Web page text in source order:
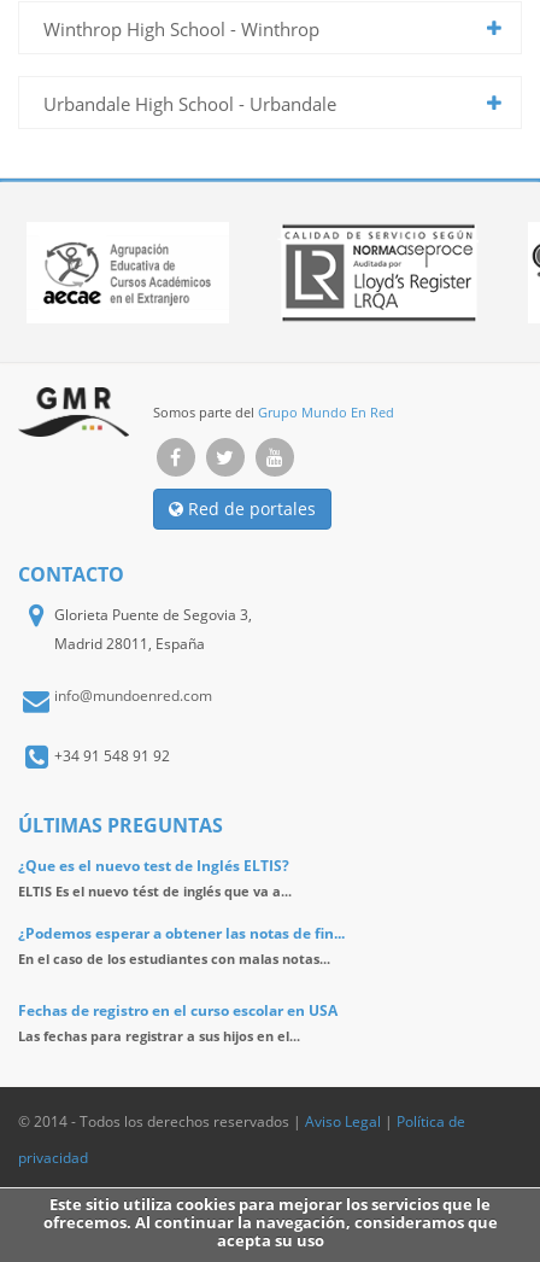
Winthrop High School - Winthrop
Urbandale High School - Urbandale
Somos parte del Grupo Mundo En Red
Red de portales
CONTACTO
Glorieta Puente de Segovia 3,
Madrid 28011, España
info@mundoenred.com
+34 91 548 91 92
ÚLTIMAS PREGUNTAS
¿Que es el nuevo test de Inglés ELTIS?
ELTIS Es el nuevo tést de inglés que va a...
¿Podemos esperar a obtener las notas de fin...
En el caso de los estudiantes con malas notas...
Fechas de registro en el curso escolar en USA
Las fechas para registrar a sus hijos en el...
© 2014 - Todos los derechos reservados | Aviso Legal | Política de
privacidad
Este sitio utiliza cookies para mejorar los servicios que le
ofrecemos. Al continuar la navegación, consideramos que
acepta su uso